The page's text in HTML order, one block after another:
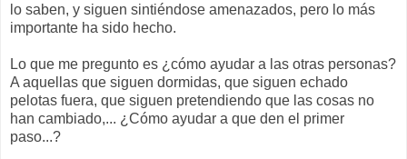
lo saben, y siguen sintiéndose amenazados, pero lo más
importante ha sido hecho.
Lo que me pregunto es ¿cómo ayudar a las otras personas?
A aquellas que siguen dormidas, que siguen echado
pelotas fuera, que siguen pretendiendo que las cosas no
han cambiado,... ¿Cómo ayudar a que den el primer
paso...?